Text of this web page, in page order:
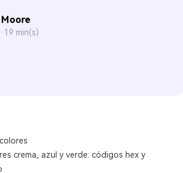
19 min(s)
crema, azul y verde: códigos hex y